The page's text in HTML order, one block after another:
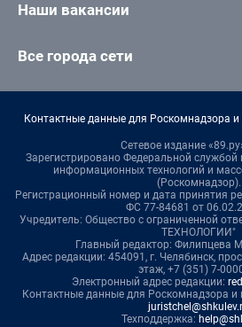
Наши вакансии
Все города сети
Контактные данные для Роскомнадзора и
Сетевое издание
Зарегистрировано Федеральной службой
информационных технологий и
(Роскомнадзор).
Регистрационный номер и дата принятия
ФС 77-84681 от
Учредитель: Общество с ограниченной
ТЕХНОЛОГИИ"
Главный редактор: Филипцева
Адрес редакции: 454091, г. Челябинск,
этаж, +7 (351) 7-
Электронный адрес редакции:
Контактные данные для Роскомнадзора и
Техподдержка: